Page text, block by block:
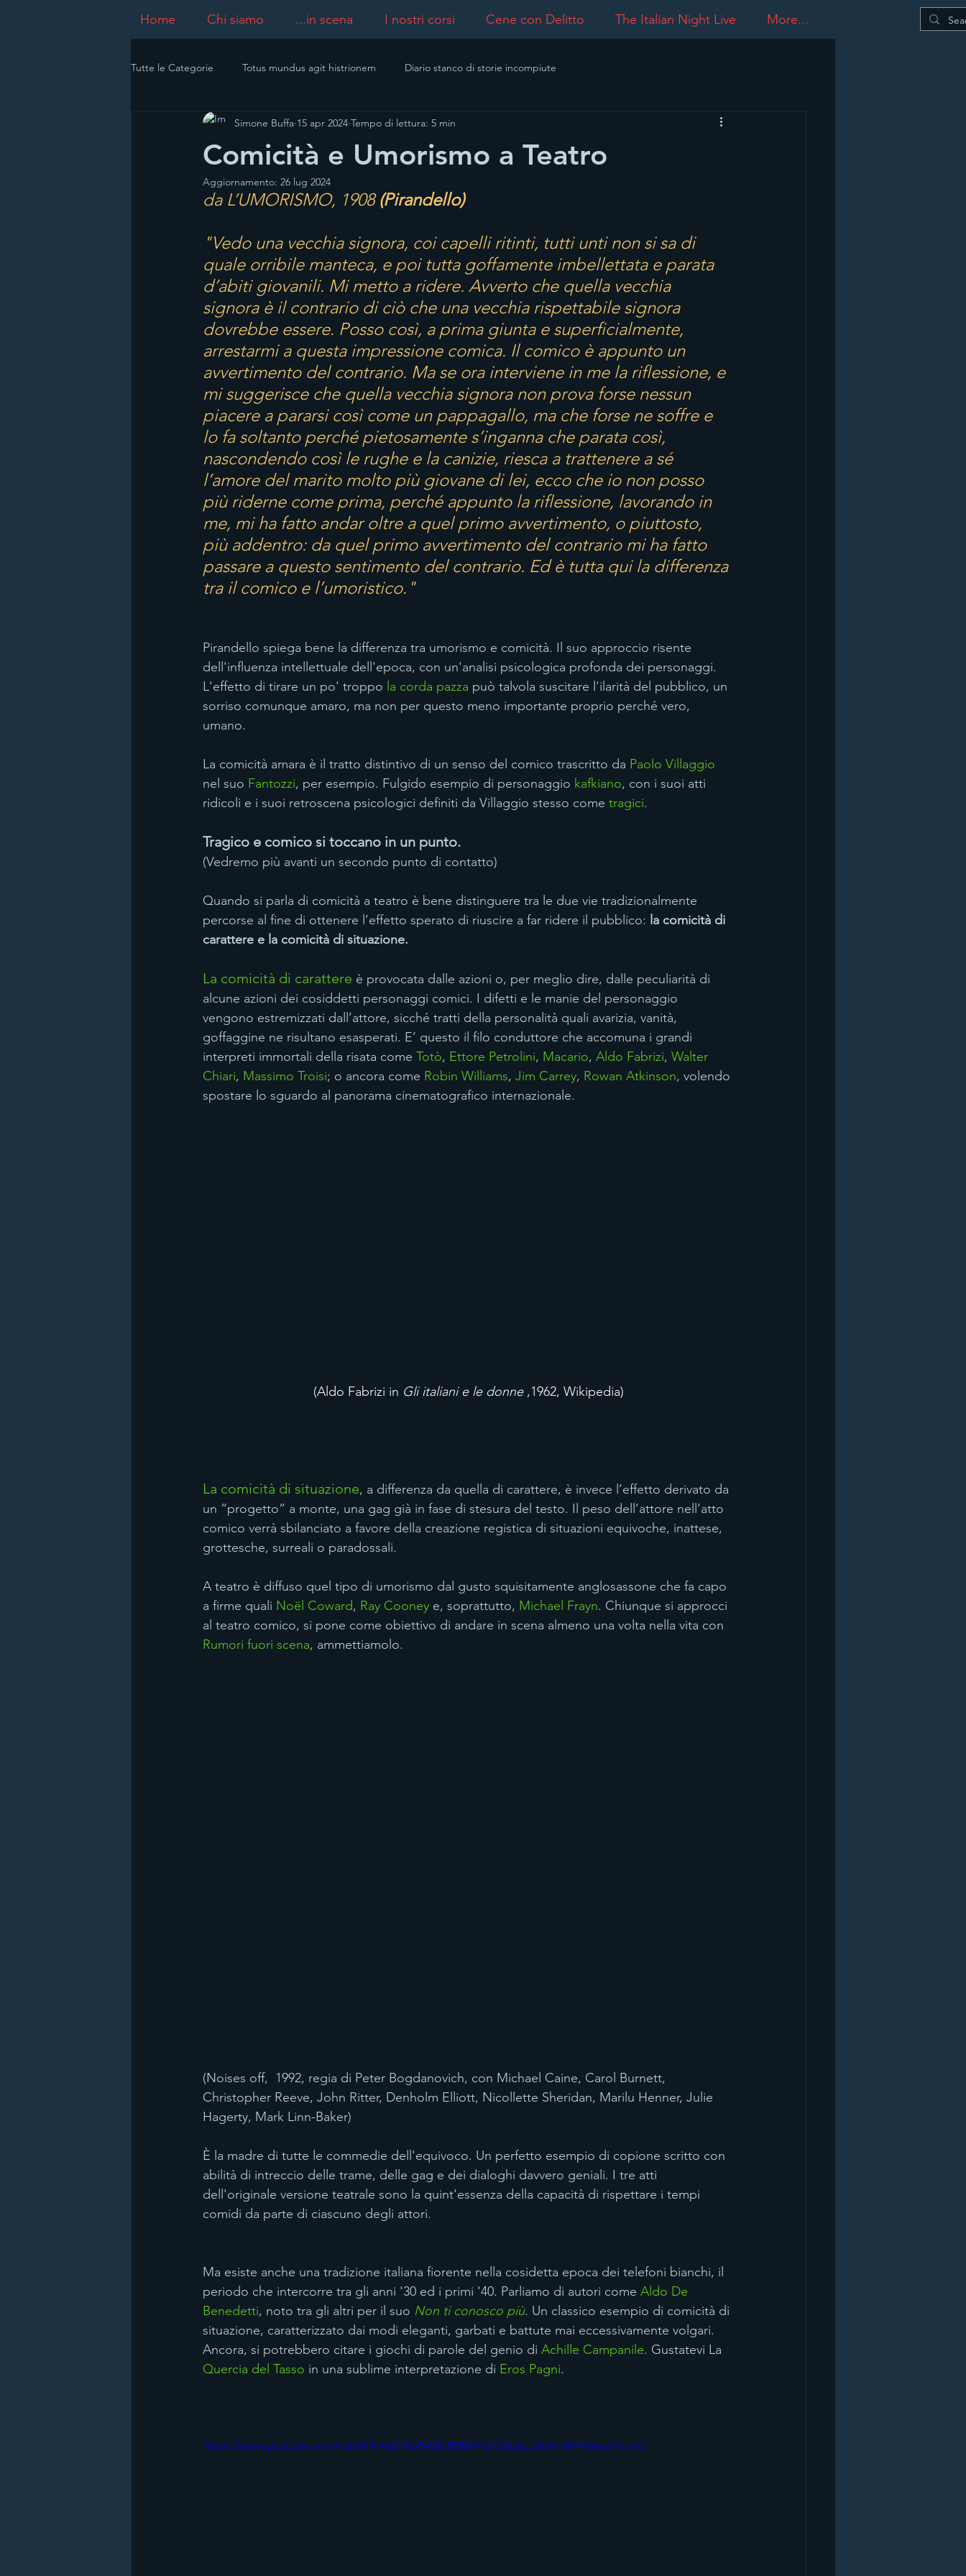
Home Chi siamo ...in scena I nostri corsi Cene con Delitto The Italian Night Live More...
Tutte le Categorie Totus mundus agit histrionem Diario stanco di storie incompiute
Comicità e Umorismo a Teatro
Simone Buffa 15 apr 2024 Tempo di lettura: 5 min
Aggiornamento: 26 lug 2024
da L’UMORISMO, 1908 (Pirandello)
"Vedo una vecchia signora, coi capelli ritinti, tutti unti non si sa di
quale orribile manteca, e poi tutta goffamente imbellettata e parata
d’abiti giovanili. Mi metto a ridere. Avverto che quella vecchia
signora è il contrario di ciò che una vecchia rispettabile signora
dovrebbe essere. Posso così, a prima giunta e superficialmente,
arrestarmi a questa impressione comica. Il comico è appunto un
avvertimento del contrario. Ma se ora interviene in me la riflessione, e
mi suggerisce che quella vecchia signora non prova forse nessun
piacere a pararsi così come un pappagallo, ma che forse ne soffre e
lo fa soltanto perché pietosamente s’inganna che parata così,
nascondendo così le rughe e la canizie, riesca a trattenere a sé
l’amore del marito molto più giovane di lei, ecco che io non posso
più riderne come prima, perché appunto la riflessione, lavorando in
me, mi ha fatto andar oltre a quel primo avvertimento, o piuttosto,
più addentro: da quel primo avvertimento del contrario mi ha fatto
passare a questo sentimento del contrario. Ed è tutta qui la differenza
tra il comico e l’umoristico."
Pirandello spiega bene la differenza tra umorismo e comicità. Il suo approccio risente
dell'influenza intellettuale dell'epoca, con un'analisi psicologica profonda dei personaggi.
L'effetto di tirare un po' troppo la corda pazza può talvola suscitare l'ilarità del pubblico, un
sorriso comunque amaro, ma non per questo meno importante proprio perché vero,
umano.
La comicità amara è il tratto distintivo di un senso del comico trascritto da Paolo Villaggio
nel suo Fantozzi, per esempio. Fulgido esempio di personaggio kafkiano, con i suoi atti
ridicoli e i suoi retroscena psicologici definiti da Villaggio stesso come tragici.
Tragico e comico si toccano in un punto.
(Vedremo più avanti un secondo punto di contatto)
Quando si parla di comicità a teatro è bene distinguere tra le due vie tradizionalmente
percorse al fine di ottenere l’effetto sperato di riuscire a far ridere il pubblico: la comicità di
carattere e la comicità di situazione.
La comicità di carattere è provocata dalle azioni o, per meglio dire, dalle peculiarità di
alcune azioni dei cosiddetti personaggi comici. I difetti e le manie del personaggio
vengono estremizzati dall’attore, sicché tratti della personalità quali avarizia, vanità,
goffaggine ne risultano esasperati. E’ questo il filo conduttore che accomuna i grandi
interpreti immortali della risata come Totò, Ettore Petrolini, Macario, Aldo Fabrizi, Walter
Chiari, Massimo Troisi; o ancora come Robin Williams, Jim Carrey, Rowan Atkinson, volendo
spostare lo sguardo al panorama cinematografico internazionale.
(Aldo Fabrizi in Gli italiani e le donne ,1962, Wikipedia)
La comicità di situazione, a differenza da quella di carattere, è invece l’effetto derivato da
un “progetto” a monte, una gag già in fase di stesura del testo. Il peso dell’attore nell’atto
comico verrà sbilanciato a favore della creazione registica di situazioni equivoche, inattese,
grottesche, surreali o paradossali.
A teatro è diffuso quel tipo di umorismo dal gusto squisitamente anglosassone che fa capo
a firme quali Noël Coward, Ray Cooney e, soprattutto, Michael Frayn. Chiunque si approcci
al teatro comico, si pone come obiettivo di andare in scena almeno una volta nella vita con
Rumori fuori scena, ammettiamolo.
(Noises off,  1992, regia di Peter Bogdanovich, con Michael Caine, Carol Burnett,
Christopher Reeve, John Ritter, Denholm Elliott, Nicollette Sheridan, Marilu Henner, Julie
Hagerty, Mark Linn-Baker)
È la madre di tutte le commedie dell'equivoco. Un perfetto esempio di copione scritto con
abilità di intreccio delle trame, delle gag e dei dialoghi davvero geniali. I tre atti
dell'originale versione teatrale sono la quint'essenza della capacità di rispettare i tempi
comidi da parte di ciascuno degli attori.
Ma esiste anche una tradizione italiana fiorente nella cosidetta epoca dei telefoni bianchi, il
periodo che intercorre tra gli anni '30 ed i primi '40. Parliamo di autori come Aldo De
Benedetti, noto tra gli altri per il suo Non ti conosco più. Un classico esempio di comicità di
situazione, caratterizzato dai modi eleganti, garbati e battute mai eccessivamente volgari.
Ancora, si potrebbero citare i giochi di parole del genio di Achille Campanile. Gustatevi La
Quercia del Tasso in una sublime interpretazione di Eros Pagni.
https://www.youtube.com/watch?v=aDRn26WRsRM&t=270s&ab_channel=MarcoParodi